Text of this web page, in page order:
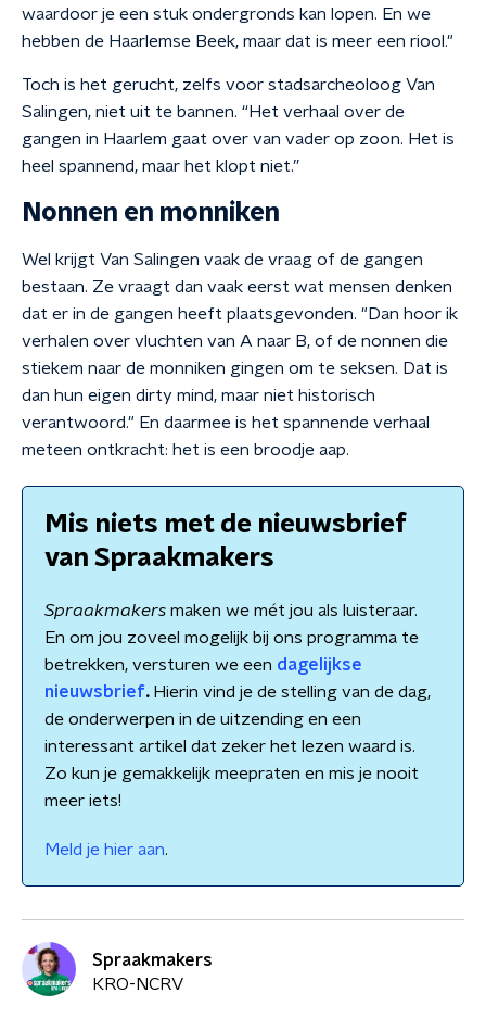
waardoor je een stuk ondergronds kan lopen. En we
hebben de Haarlemse Beek, maar dat is meer een riool."
Toch is het gerucht, zelfs voor stadsarcheoloog Van
Salingen, niet uit te bannen. “Het verhaal over de
gangen in Haarlem gaat over van vader op zoon. Het is
heel spannend, maar het klopt niet.”
Nonnen en monniken
Wel krijgt Van Salingen vaak de vraag of de gangen
bestaan. Ze vraagt dan vaak eerst wat mensen denken
dat er in de gangen heeft plaatsgevonden. "Dan hoor ik
verhalen over vluchten van A naar B, of de nonnen die
stiekem naar de monniken gingen om te seksen. Dat is
dan hun eigen dirty mind, maar niet historisch
verantwoord." En daarmee is het spannende verhaal
meteen ontkracht: het is een broodje aap.
Mis niets met de nieuwsbrief
van Spraakmakers
Spraakmakers maken we mét jou als luisteraar.
En om jou zoveel mogelijk bij ons programma te
betrekken, versturen we een dagelijkse
nieuwsbrief.Hierin vind je de stelling van de dag,
de onderwerpen in de uitzending en een
interessant artikel dat zeker het lezen waard is.
Zo kun je gemakkelijk meepraten en mis je nooit
meer iets!
Meld je hier aan.
Spraakmakers
KRO-NCRV